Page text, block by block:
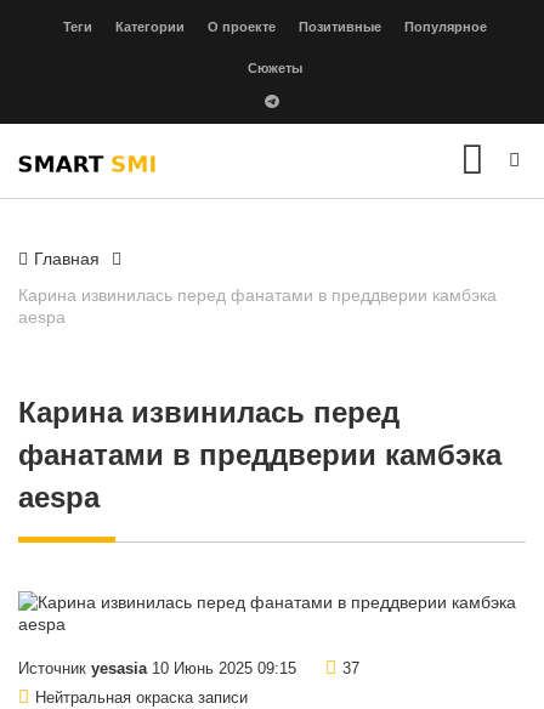
Теги Категории О проекте Позитивные Популярное
Сюжеты
Главная
Карина извинилась перед фанатами в преддверии камбэка
aespa
Карина извинилась перед
фанатами в преддверии камбэка
aespa
Источник yesasia10 Июнь 2025 09:15
37
Нейтральная окраска записи